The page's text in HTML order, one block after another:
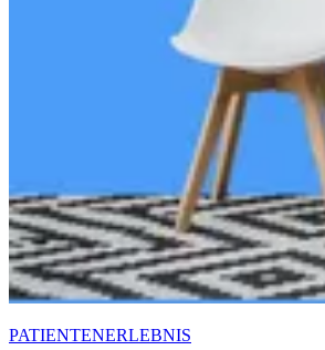
PATIENTENERLEBNIS